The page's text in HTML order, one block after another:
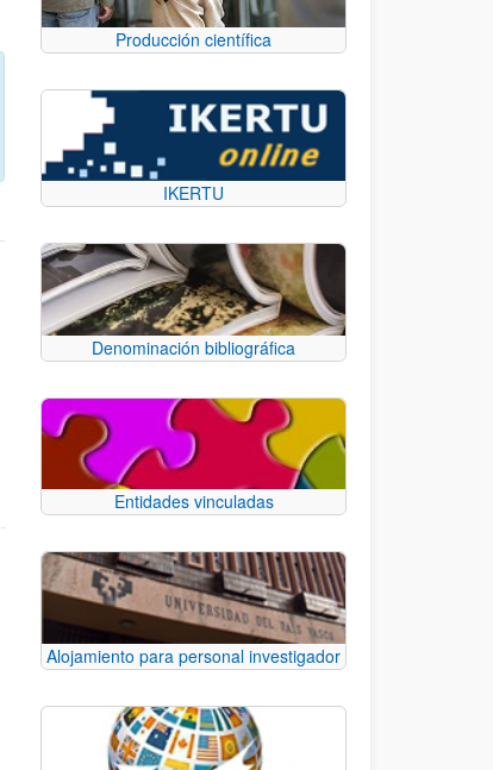
Producción científica
IKERTU
Denominación bibliográfica
Entidades vinculadas
Alojamiento para personal investigador